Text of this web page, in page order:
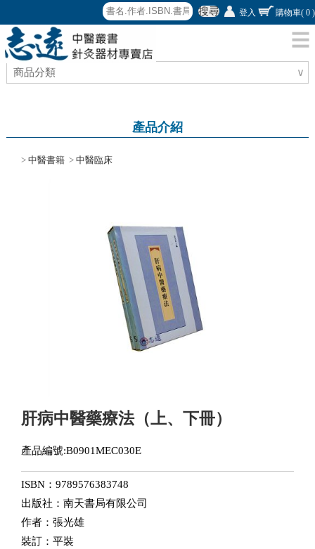
搜尋 登入 購物車( 0 )
商品分類 ∨
產品介紹
>中醫書籍 >中醫臨床
肝病中醫藥療法（上、下冊）
產品編號:B0901MEC030E
ISBN：9789576383748
出版社：南天書局有限公司
作者：張光雄
裝訂：平裝